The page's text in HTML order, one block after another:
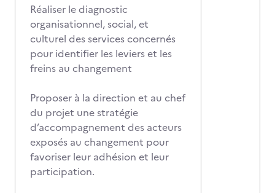
Réaliser le diagnostic
organisationnel, social, et
culturel des services concernés
pour identifier les leviers et les
freins au changement
Proposer à la direction et au chef
du projet une stratégie
d’accompagnement des acteurs
exposés au changement pour
favoriser leur adhésion et leur
participation.